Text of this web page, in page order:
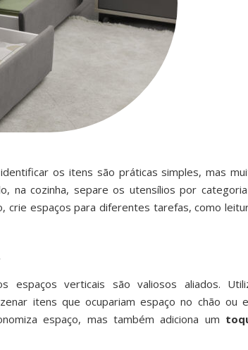
os itens são práticas simples, mas
na cozinha, separe os utensílios por
crie espaços para diferentes tarefas, como
espaços verticais são valiosos aliados.
itens que ocupariam espaço no chão ou
espaço, mas também adiciona um